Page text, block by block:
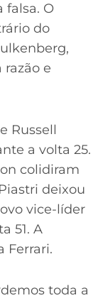
falsa. O
do
e
Russell
a volta 25.
colidiram
deixou
vice-líder
51. A
Ferrari.
toda a